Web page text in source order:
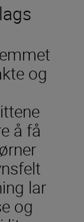
og
å få
lar
og